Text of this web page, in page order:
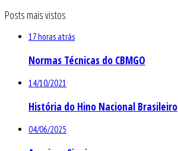
Posts mais vistos
17 horas atrás
Normas Técnicas do CBMGO
14/10/2021
História do Hino Nacional Brasileiro
04/06/2025